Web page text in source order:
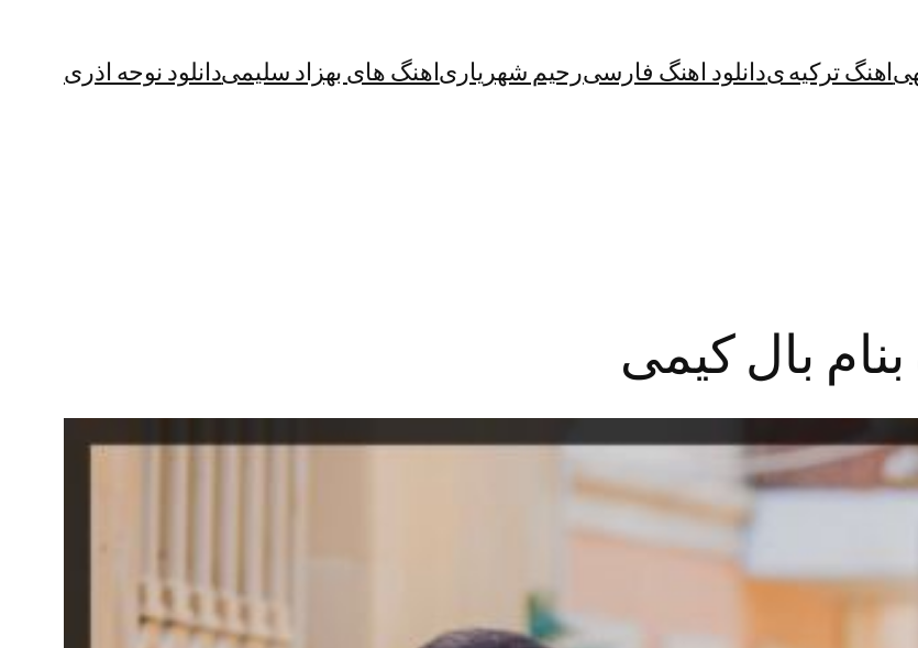
اهنگ ترکیه یدانلود اهنگ فارسیرحیم شهریاریاهنگ های بهزاد سلیمیدانلود نوحه اذری
بنام بال کیمی